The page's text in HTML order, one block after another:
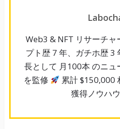
Web3 & NFT リサーチャ
プト歴 7 年、ガチホ歴 3
長として 月100本 のニ
を監修
累計 $150,000
獲得ノウハ